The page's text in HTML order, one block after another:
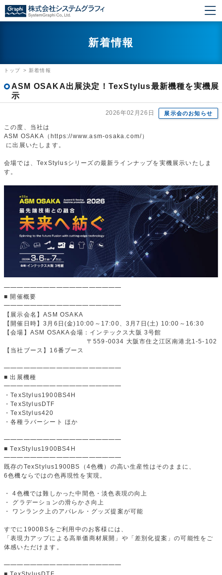
新着情報
トップ > 新着情報
ASM OSAKA出展決定！TexStylus最新機種を実機展
示
2026年02月26日 展示会のお知らせ
この度、当社は
ASM OSAKA（https://www.asm-osaka.com/）
に出展いたします。
会場では、TexStylusシリーズの最新ラインナップを実機展示いたしま
す。
━━━━━━━━━━━━━━━━━━
■ 開催概要
━━━━━━━━━━━━━━━━━━
【展示会名】ASM OSAKA
【開催日時】3月6日(金)10:00～17:00、3月7日(土) 10:00～16:30
【会場】ASM OSAKA会場：インテックス大阪 3号館
〒559-0034 大阪市住之江区南港北1-5-102
【当社ブース】16番ブース
━━━━━━━━━━━━━━━━━━
■ 出展機種
━━━━━━━━━━━━━━━━━━
・TexStylus1900BS4H
・TexStylusDTF
・TexStylus420
・各種ラバーシート ほか
━━━━━━━━━━━━━━━━━━
■ TexStylus1900BS4H
━━━━━━━━━━━━━━━━━━
既存のTexStylus1900BS（4色機）の高い生産性はそのままに、
6色機ならではの色再現性を実現。
・ 4色機では難しかった中間色・淡色表現の向上
・ グラデーションの滑らかさ向上
・ ワンランク上のアパレル・グッズ提案が可能
すでに1900BSをご利用中のお客様には、
「表現力アップによる高単価商材展開」や「差別化提案」の可能性をご
体感いただけます。
━━━━━━━━━━━━━━━━━━